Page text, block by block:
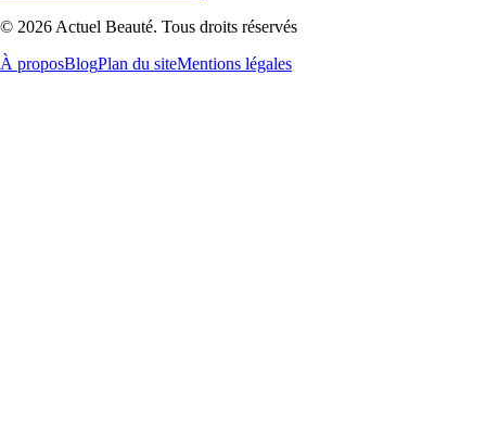
© 2026 Actuel Beauté. Tous droits réservés
À proposBlogPlan du siteMentions légales